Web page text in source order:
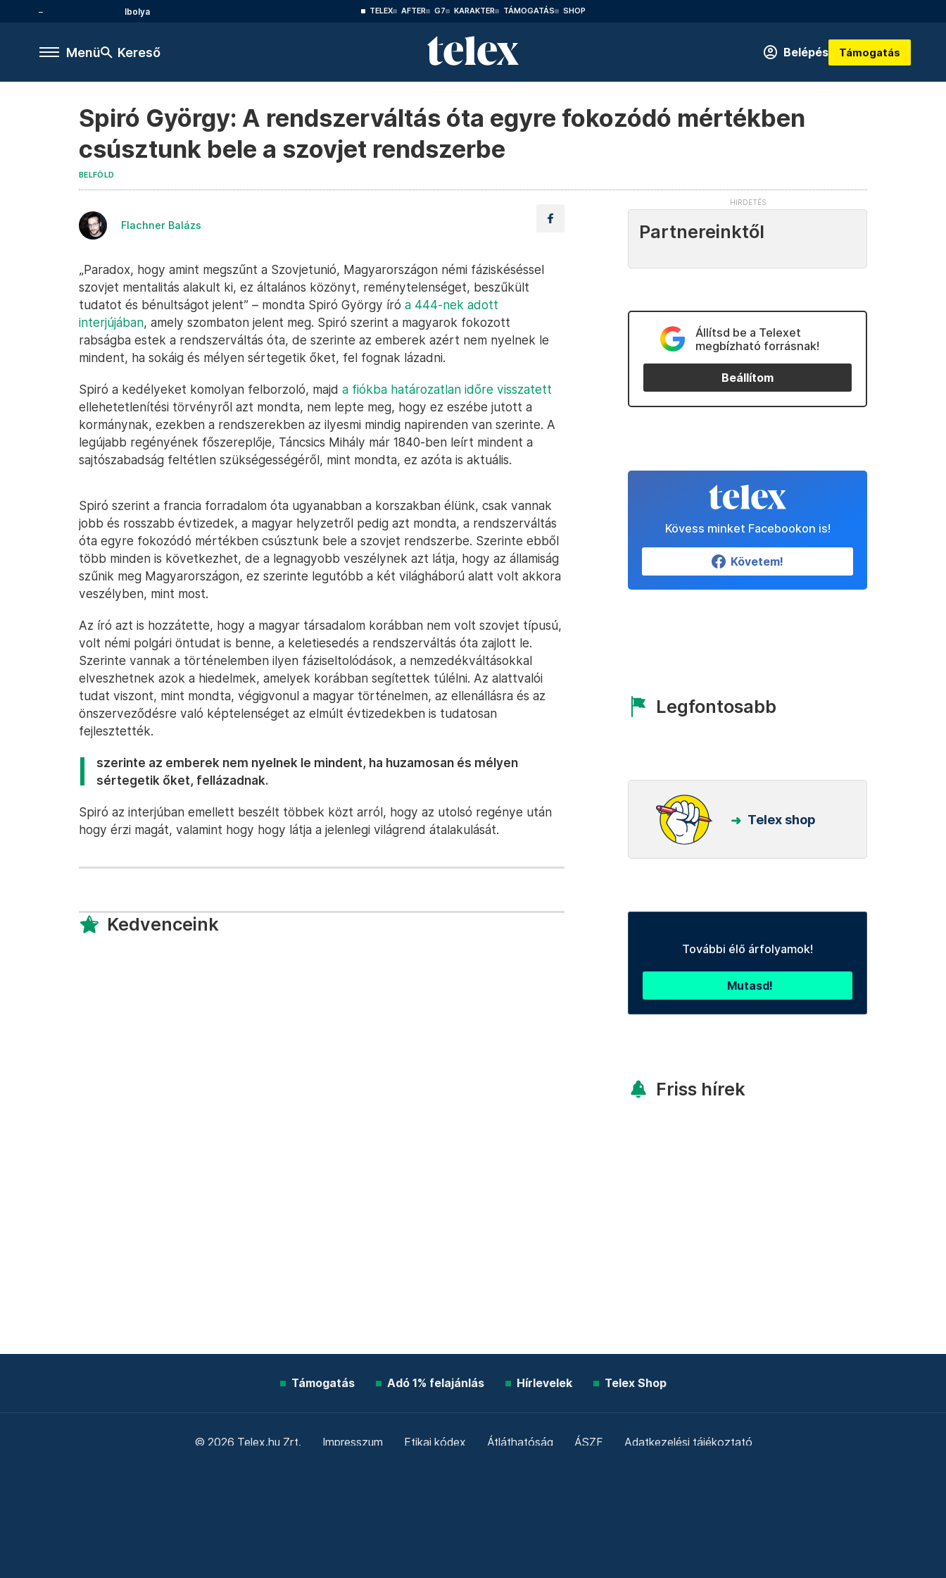
Ibolya TELEX AFTER G7 KARAKTER TÁMOGATÁS SHOP
Menü Kereső Belépés Támogatás
Spiró György: A rendszerváltás óta egyre fokozódó mértékben
csúsztunk bele a szovjet rendszerbe
BELFÖLD
Flachner Balázs
„Paradox, hogy amint megszűnt a Szovjetunió, Magyarországon némi fáziskéséssel
szovjet mentalitás alakult ki, ez általános közönyt, reménytelenséget, beszűkült
tudatot és bénultságot jelent” – mondta Spiró György író a 444-nek adott
interjújában, amely szombaton jelent meg. Spiró szerint a magyarok fokozott
rabságba estek a rendszerváltás óta, de szerinte az emberek azért nem nyelnek le
mindent, ha sokáig és mélyen sértegetik őket, fel fognak lázadni.
Spiró a kedélyeket komolyan felborzoló, majd a fiókba határozatlan időre visszatett
ellehetetlenítési törvényről azt mondta, nem lepte meg, hogy ez eszébe jutott a
kormánynak, ezekben a rendszerekben az ilyesmi mindig napirenden van szerinte. A
legújabb regényének főszereplője, Táncsics Mihály már 1840-ben leírt mindent a
sajtószabadság feltétlen szükségességéről, mint mondta, ez azóta is aktuális.
Spiró szerint a francia forradalom óta ugyanabban a korszakban élünk, csak vannak
jobb és rosszabb évtizedek, a magyar helyzetről pedig azt mondta, a rendszerváltás
óta egyre fokozódó mértékben csúsztunk bele a szovjet rendszerbe. Szerinte ebből
több minden is következhet, de a legnagyobb veszélynek azt látja, hogy az államiság
szűnik meg Magyarországon, ez szerinte legutóbb a két világháború alatt volt akkora
veszélyben, mint most.
Az író azt is hozzátette, hogy a magyar társadalom korábban nem volt szovjet típusú,
volt némi polgári öntudat is benne, a keletiesedés a rendszerváltás óta zajlott le.
Szerinte vannak a történelemben ilyen fáziseltolódások, a nemzedékváltásokkal
elveszhetnek azok a hiedelmek, amelyek korábban segítettek túlélni. Az alattvalói
tudat viszont, mint mondta, végigvonul a magyar történelmen, az ellenállásra és az
önszerveződésre való képtelenséget az elmúlt évtizedekben is tudatosan
fejlesztették.
szerinte az emberek nem nyelnek le mindent, ha huzamosan és mélyen
sértegetik őket, fellázadnak.
Spiró az interjúban emellett beszélt többek közt arról, hogy az utolsó regénye után
hogy érzi magát, valamint hogy hogy látja a jelenlegi világrend átalakulását.
Kedvenceink
Partnereinktől
Állítsd be a Telexet
megbízható forrásnak!
Beállítom
Kövess minket Facebookon is!
Követem!
Legfontosabb
Telex shop
További élő árfolyamok!
Mutasd!
Friss hírek
Támogatás Adó 1% felajánlás Hírlevelek Telex Shop
© 2026 Telex.hu Zrt. Impresszum Etikai kódex Átláthatóság ÁSZF Adatkezelési tájékoztató